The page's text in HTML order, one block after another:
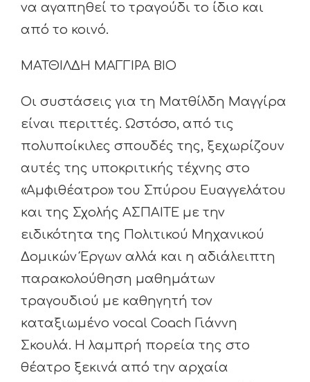
να αγαπηθεί το τραγούδι το ίδιο και
από το κοινό.
ΜΑΤΘΙΛΔΗ ΜΑΓΓΙΡΑ ΒΙΟ
Οι συστάσεις για τη Ματθίλδη Μαγγίρα
είναι περιττές. Ωστόσο, από τις
πολυποίκιλες σπουδές της, ξεχωρίζουν
αυτές της υποκριτικής τέχνης στο
«Αμφιθέατρο» του Σπύρου Ευαγγελάτου
και της Σχολής ΑΣΠΑΙΤΕ με την
ειδικότητα της Πολιτικού Μηχανικού
Δομικών Έργων αλλά και η αδιάλειπτη
παρακολούθηση μαθημάτων
τραγουδιού με καθηγητή τον
καταξιωμένο vocal Coach Γιάννη
Σκουλά. Η λαμπρή πορεία της στο
θέατρο ξεκινά από την αρχαία